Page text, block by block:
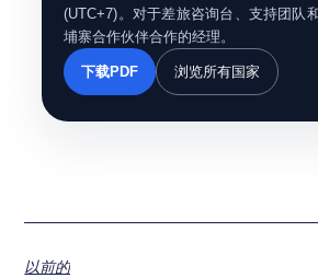
(UTC+7)。对于差旅咨询台、支持团队
埔寨合作伙伴合作的经理。
下载PDF 浏览所有国家
以前的